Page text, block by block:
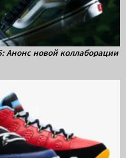
Анонс новой коллаборации